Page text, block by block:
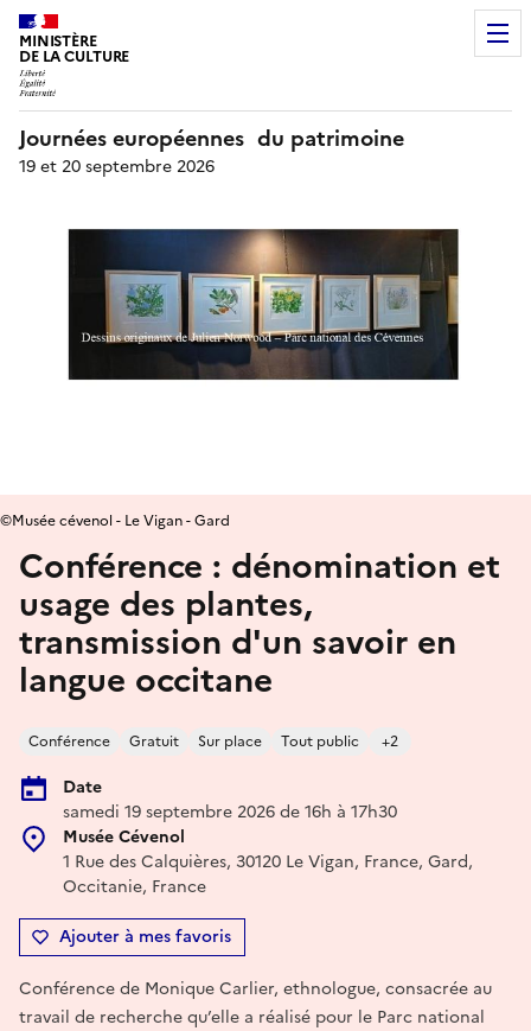
MINISTÈRE
DE LA CULTURE
Journées européennes du patrimoine
19 et 20 septembre 2026
Conférence : dénomination et
usage des plantes,
transmission d'un savoir en
langue occitane
Conférence Gratuit Sur place Tout public +2
Date
samedi 19 septembre 2026 de 16h à 17h30
Musée Cévenol
1 Rue des Calquières, 30120 Le Vigan, France, Gard,
Occitanie, France
Ajouter à mes favoris
©Musée cévenol - Le Vigan - Gard
Conférence de Monique Carlier, ethnologue, consacrée au
travail de recherche qu’elle a réalisé pour le Parc national